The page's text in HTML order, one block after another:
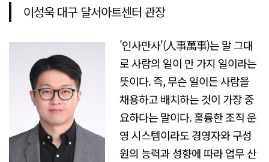
이성욱 대구 달서아트센터 관장
'인사만사'(人事萬事)는 말 그대
로 사람의 일이 만 가지 일이라는
뜻이다. 즉, 무슨 일이든 사람을
채용하고 배치하는 것이 가장 중
요하다는 말이다. 훌륭한 조직 운
영 시스템이라도 경영자와 구성
원의 능력과 성향에 따라 업무 산